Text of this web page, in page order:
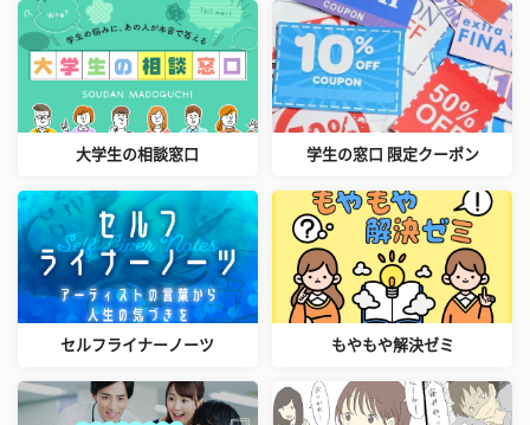
大学生の相談窓口 学生の窓口 限定クーポン
セルフライナーノーツ もやもや解決ゼミ